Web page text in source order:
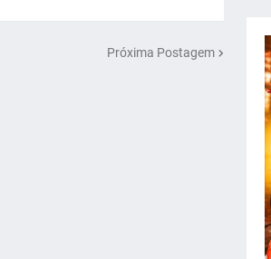
Próxima Postagem